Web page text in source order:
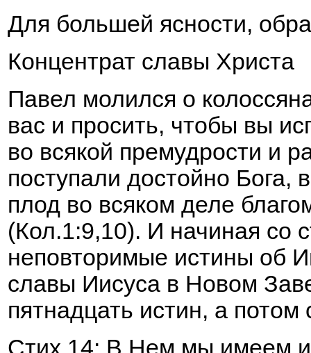
Для большей ясности,
Концентрат славы Христа
Павел молился о
вас и просить, чтобы вы
во всякой премудрости и
поступали достойно Бога,
плод во всяком деле
(Кол.1:9,10). И начиная со
неповторимые истины об
славы Иисуса в Новом
пятнадцать истин, а
Стих 14: В Нем мы имеем